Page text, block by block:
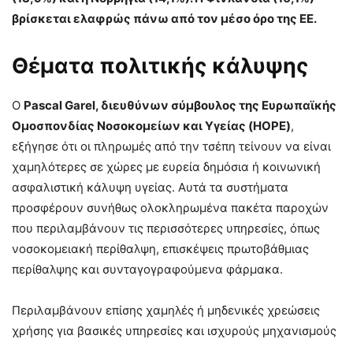
βρίσκεται ελαφρώς πάνω από τον μέσο όρο της ΕΕ.
Θέματα πολιτικής κάλυψης
Ο Pascal Garel, διευθύνων σύμβουλος της Ευρωπαϊκής
Ομοσπονδίας Νοσοκομείων και Υγείας (HOPE),
εξήγησε ότι οι πληρωμές από την τσέπη τείνουν να είναι
χαμηλότερες σε χώρες με ευρεία δημόσια ή κοινωνική
ασφαλιστική κάλυψη υγείας. Αυτά τα συστήματα
προσφέρουν συνήθως ολοκληρωμένα πακέτα παροχών
που περιλαμβάνουν τις περισσότερες υπηρεσίες, όπως
νοσοκομειακή περίθαλψη, επισκέψεις πρωτοβάθμιας
περίθαλψης και συνταγογραφούμενα φάρμακα.
Περιλαμβάνουν επίσης χαμηλές ή μηδενικές χρεώσεις
χρήσης για βασικές υπηρεσίες και ισχυρούς μηχανισμούς